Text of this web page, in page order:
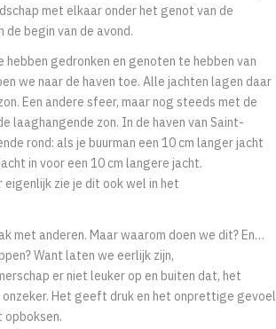
met elkaar onder het genot van de
de begin van de avond.
hebben gedronken en genoten te hebben van
we naar de haven toe. Alle jachten lagen daar
Een andere sfeer, maar nog steeds met de
laaghangende zon. In de haven van Saint-
rond: als je buurman een 10 cm langer jacht
in voor een 10 cm langere jacht.
eigenlijk zie je dit ook wel in het
met anderen. Maar waarom doen we dit? En…
Want laten we eerlijk zijn,
er niet leuker op en buiten dat, het
onzeker. Het geeft druk en het onprettige gevoel